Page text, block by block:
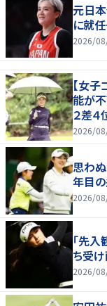
元日
に就
2026/
【女
能が
２差
2026/
思わ
年目
2026/
「先
ち受
2026/